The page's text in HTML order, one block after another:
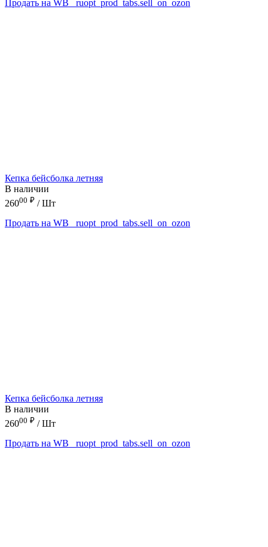
Продать на WB _ruopt_prod_tabs.sell_on_ozon
Кепка бейсболка летняя
В наличии
26000 ₽ / Шт
Продать на WB
_ruopt_prod_tabs.sell_on_ozon
Кепка бейсболка летняя
В наличии
26000 ₽ / Шт
Продать на WB
_ruopt_prod_tabs.sell_on_ozon